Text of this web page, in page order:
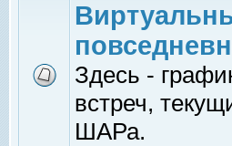
Здесь -
встреч,
ШАРа.